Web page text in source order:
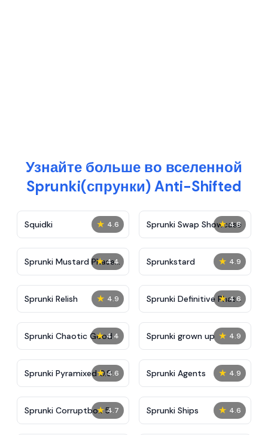
Узнайте больше во вселенной
Sprunki(спрунки) Anti-Shifted
★ 4.6
Squidki ★ 4.8
Sprunki Swap Showcase
★ 4.4
Sprunki Mustard Phase
2
★ 4.9
Sprunkstard
★ 4.9
Sprunki Relish ★ 4.6
Sprunki Definitive Phase
7
★ 4.4
Sprunki Chaotic Good ★ 4.9
Sprunki grown up
★ 4.6
Sprunki Pyramixed 0.9 ★ 4.9
Sprunki Agents
★ 4.7
Sprunki Corruptbox 5 ★ 4.6
Sprunki Ships